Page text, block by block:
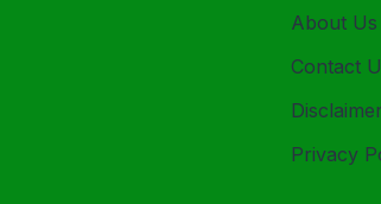
About Us
Contact
Disclaimer
Privacy